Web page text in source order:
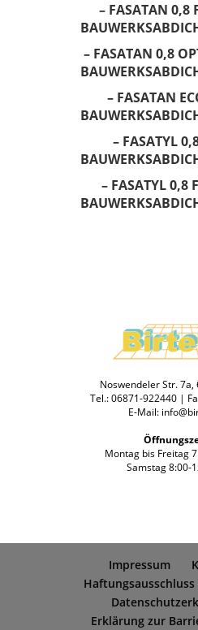
– FASATAN 0,8
– FASATAN 0,8
– FASATAN
– FASATYL
– FASATYL 0,8
Noswendeler Str. 7a,
Tel.: 06871-922440 |
E-Mail:
Montag bis Freitag
Samstag 8:00-
Impressum
Haftungsausschluss
Erklärung zur